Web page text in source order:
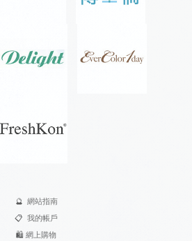
🔮 網站指南
📋 我的帳戶
🛍️ 網上購物